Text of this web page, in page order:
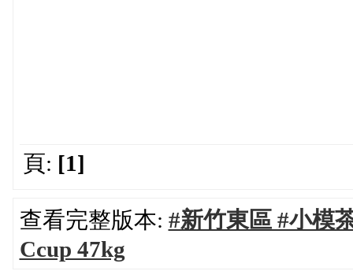
頁: [1]
查看完整版本: #新竹東區 #小模
Ccup 47kg